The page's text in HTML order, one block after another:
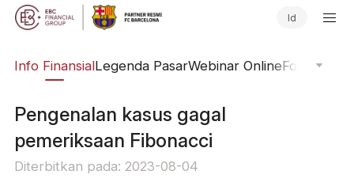
Id
Info FinansialLegenda PasarWebinar OnlineFokus
Pengenalan kasus gagal
pemeriksaan Fibonacci
Diterbitkan pada: 2023-08-04